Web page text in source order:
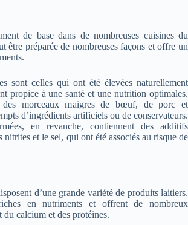
de base dans de nombreuses cuisines du
être préparée de nombreuses façons et offre un
sont celles qui ont été élevées naturellement
propice à une santé et une nutrition optimales.
des morceaux maigres de bœuf, de porc et
d’ingrédients artificiels ou de conservateurs.
en revanche, contiennent des additifs
nitrites et le sel, qui ont été associés au risque de
d’une grande variété de produits laitiers.
en nutriments et offrent de nombreux
du calcium et des protéines.